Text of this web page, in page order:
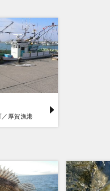
厚賀漁港